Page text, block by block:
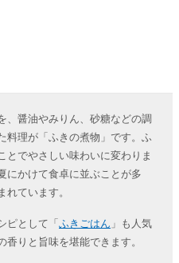
、醤油やみりん、砂糖などの調
料理が「ふきの煮物」です。ふ
とでやさしい味わいに変わりま
にかけて食卓に並ぶことが多
れています。
ピとして「 ふきごはん 」も人気
りと旨味を堪能できます。